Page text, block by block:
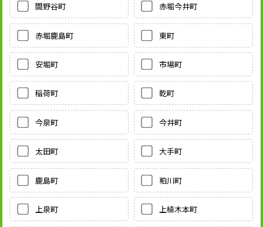
間野谷町 赤堀今井町
赤堀鹿島町 東町
安堀町 市場町
稲荷町 乾町
今泉町 今井町
太田町 大手町
鹿島町 粕川町
上泉町 上植木本町